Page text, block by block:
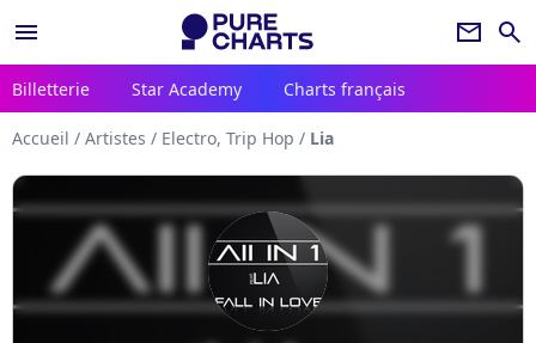
menu newsletter search
Billetterie Star Academy Charts français
Accueil / Artistes / Electro, Trip Hop / Lia